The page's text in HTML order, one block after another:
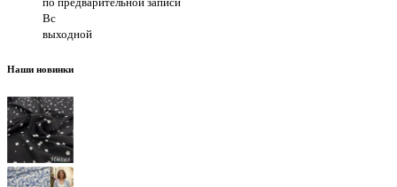
Вс
выходной
Наши новинки